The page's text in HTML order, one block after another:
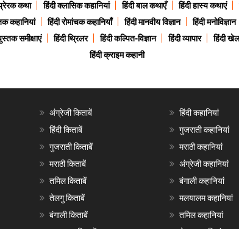
कथा हिंदी क्लासिक कहानियां हिंदी बाल कथाएँ हिंदी हास्य कथाएं
कहानियां हिंदी रोमांचक कहानियाँ हिंदी मानवीय विज्ञान हिंदी मनोविज्ञान
समीक्षाएं हिंदी थ्रिलर हिंदी कल्पित-विज्ञान हिंदी व्यापार हिंदी खेल
हिंदी क्राइम कहानी
अंग्रेजी किताबें
हिंदी किताबें
गुजराती किताबें
मराठी किताबें
तमिल किताबें
तेलगु किताबें
बंगाली किताबें
हिंदी कहानियां
गुजराती कहानियां
मराठी कहानियां
अंग्रेजी कहानियां
बंगाली कहानियां
मलयालम कहानियां
तमिल कहानियां